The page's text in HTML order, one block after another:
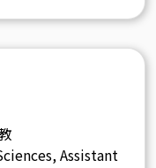
Assistant